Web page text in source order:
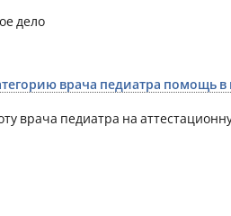
дело
врача педиатра помощь в
врача педиатра на